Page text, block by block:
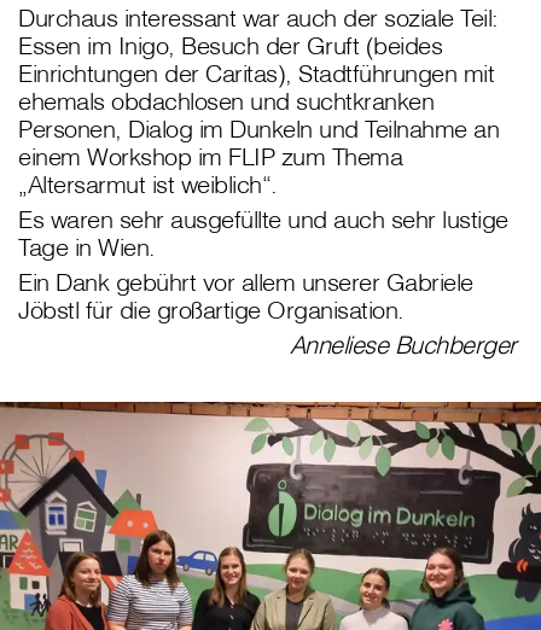
Durchaus interessant war auch der soziale Teil:
Essen im Inigo, Besuch der Gruft (beides
Einrichtungen der Caritas), Stadtführungen mit
ehemals obdachlosen und suchtkranken
Personen, Dialog im Dunkeln und Teilnahme an
einem Workshop im FLIP zum Thema
„Altersarmut ist weiblich“.
Es waren sehr ausgefüllte und auch sehr lustige
Tage in Wien.
Ein Dank gebührt vor allem unserer Gabriele
Jöbstl für die großartige Organisation.
Anneliese Buchberger